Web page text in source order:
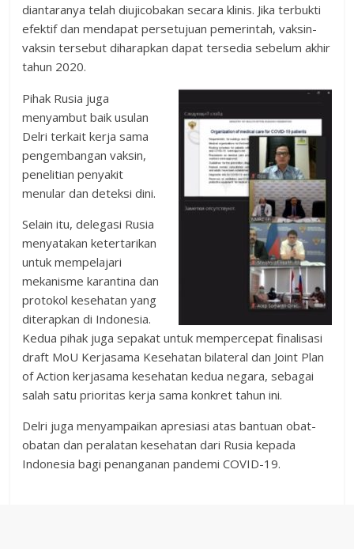
diantaranya telah diujicobakan secara klinis. Jika terbukti
efektif dan mendapat persetujuan pemerintah, vaksin-
vaksin tersebut diharapkan dapat tersedia sebelum akhir
tahun 2020.
Pihak Rusia juga
menyambut baik usulan
Delri terkait kerja sama
pengembangan vaksin,
penelitian penyakit
menular dan deteksi dini.
Selain itu, delegasi Rusia
menyatakan ketertarikan
untuk mempelajari
mekanisme karantina dan
protokol kesehatan yang
diterapkan di Indonesia.
Kedua pihak juga sepakat untuk mempercepat finalisasi
draft MoU Kerjasama Kesehatan bilateral dan Joint Plan
of Action kerjasama kesehatan kedua negara, sebagai
salah satu prioritas kerja sama konkret tahun ini.
Delri juga menyampaikan apresiasi atas bantuan obat-
obatan dan peralatan kesehatan dari Rusia kepada
Indonesia bagi penanganan pandemi COVID-19.